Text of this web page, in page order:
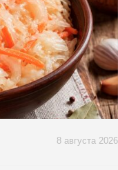
8 августа 2026